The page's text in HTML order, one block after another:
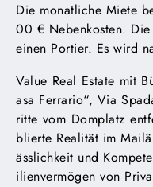
Die monatliche Miete
00 € Nebenkosten.
einen Portier. Es wird
Value Real Estate mit
asa Ferrario“, Via
ritte vom Domplatz
blierte Realität im
ässlichkeit und
ilienvermögen von